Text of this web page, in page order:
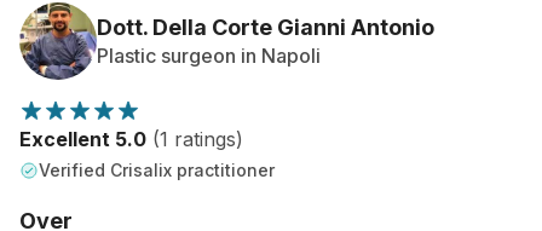
Patiëntrecensies
Dott. Della Corte Gianni Antonio
Plastic surgeon in Napoli
Excellent 5.0 (1 ratings)
Verified Crisalix practitioner
Over